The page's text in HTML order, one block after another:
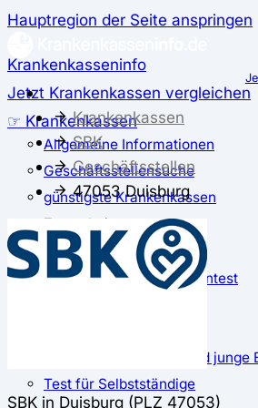
Hauptregion der Seite anspringen
Krankenkasseninfo
Jetzt Krankenkassen vergleichen
☞ Krankenkassen
Allgemeine Informationen
Geschäftsstellensuche
günstigste Krankenkassen
Zusatzbeitrag
✅ Krankenkassen Test
Der große Krankenkassentest
Test für Schwangere und junge
Test für Selbstständige
Krankenkassen
SBK
Geschäftsstellen
47053 Duisburg
SBK in Duisburg (PLZ 47053)